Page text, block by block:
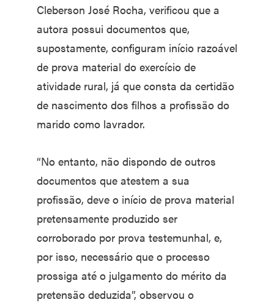
Cleberson José Rocha, verificou que a
autora possui documentos que,
supostamente, configuram início razoável
de prova material do exercício de
atividade rural, já que consta da certidão
de nascimento dos filhos a profissão do
marido como lavrador.
“No entanto, não dispondo de outros
documentos que atestem a sua
profissão, deve o início de prova material
pretensamente produzido ser
corroborado por prova testemunhal, e,
por isso, necessário que o processo
prossiga até o julgamento do mérito da
pretensão deduzida”, observou o